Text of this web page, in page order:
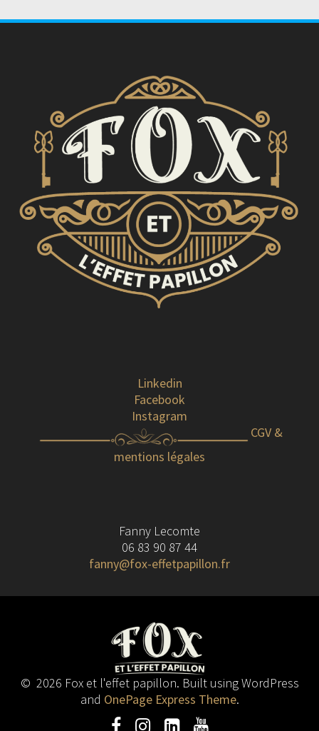
Linkedin
Facebook
Instagram
CGV &
mentions légales
Fanny Lecomte
06 83 90 87 44
fanny@fox-effetpapillon.fr
© 2026 Fox et l'effet papillon. Built using WordPress
and OnePage Express Theme.